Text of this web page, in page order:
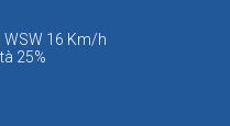
WSW 16 Km/h
25%